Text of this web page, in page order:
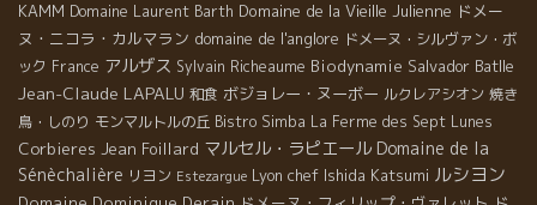
KAMM Domaine Laurent Barth Domaine de la Vieille Julienne ドメー
ヌ・ニコラ・カルマラン domaine de l'anglore ドメーヌ・シルヴァン・ボ
ック France アルザス Sylvain Richeaume Biodynamie Salvador Batlle
Jean-Claude LAPALU 和食 ボジョレー・ヌーボー ルクレアシオン 焼き
鳥・しのり モンマルトルの丘 Bistro Simba La Ferme des Sept Lunes
Corbieres Jean Foillard マルセル・ラピエール Domaine de la
Sénèchalière リヨン Estezargue Lyon chef Ishida Katsumi ルシヨン